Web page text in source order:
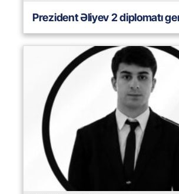
Prezident Əliyev 2 diplomatı